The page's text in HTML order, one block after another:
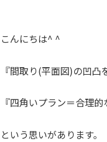
こんにちは^ ^
『間取り(平面図)の凹凸
『四角いプラン＝合理
という思いがあります。